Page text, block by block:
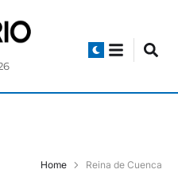
Home Reina de Cuenca